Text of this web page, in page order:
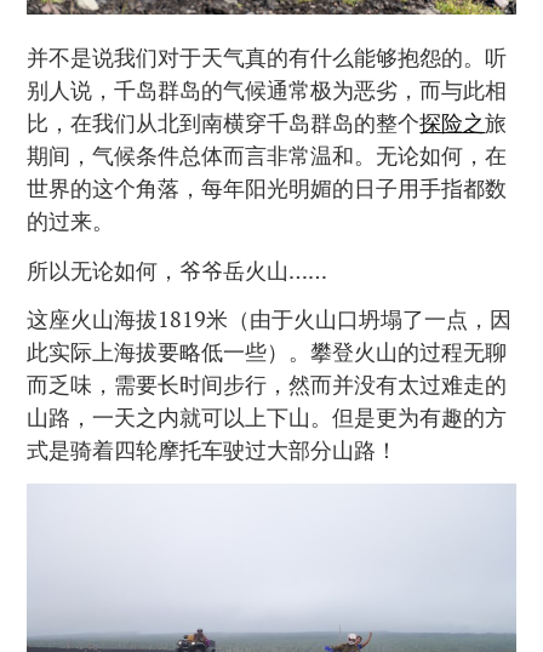
并不是说我们对于天气真的有什么能够抱怨的。听
别人说，千岛群岛的气候通常极为恶劣，而与此相
比，在我们从北到南横穿千岛群岛的整个探险之旅
期间，气候条件总体而言非常温和。无论如何，在
世界的这个角落，每年阳光明媚的日子用手指都数
的过来。
所以无论如何，爷爷岳火山……
这座火山海拔1819米（由于火山口坍塌了一点，因
此实际上海拔要略低一些）。攀登火山的过程无聊
而乏味，需要长时间步行，然而并没有太过难走的
山路，一天之内就可以上下山。但是更为有趣的方
式是骑着四轮摩托车驶过大部分山路！